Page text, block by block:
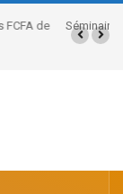
sur les réformes et
: Les réformes